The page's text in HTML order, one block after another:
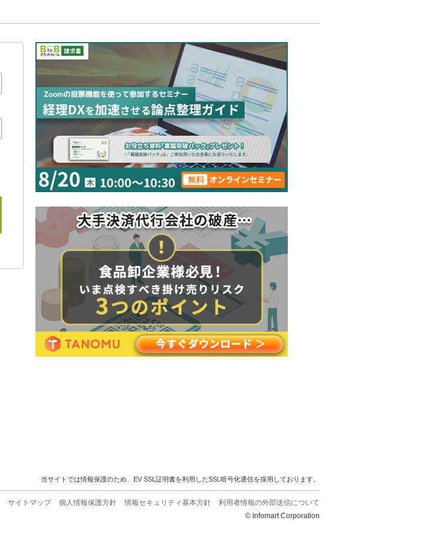
当サイトでは情報保護のため、EV SSL証明書を利用したSSL暗号化通信を採用しております。
サイトマップ 個人情報保護方針 情報セキュリティ基本方針
利用者情報の外部送信について
© Infomart Corporation